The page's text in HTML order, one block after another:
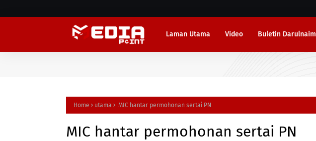
Laman Utama Video Buletin Darulnaim
Home utama MIC hantar permohonan sertai PN
MIC hantar permohonan sertai PN